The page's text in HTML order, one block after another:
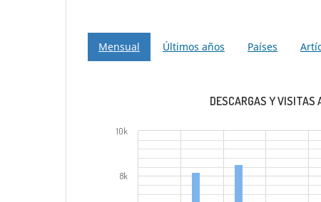
Mensual Últimos años Países
DESCARGAS Y VISITAS
8k
10k